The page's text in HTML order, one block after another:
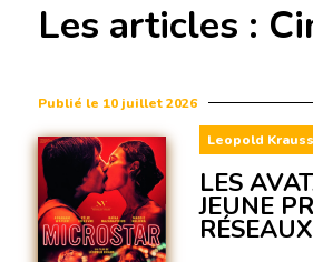
Les articles :
Publié le 10 juillet 2026
Leopold Krauss
LES
JEUNE
RÉSEAUX